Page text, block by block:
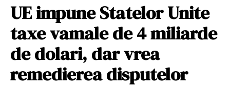
UE impune Statelor Unite
taxe vamale de 4 miliarde
de dolari, dar vrea
remedierea disputelor